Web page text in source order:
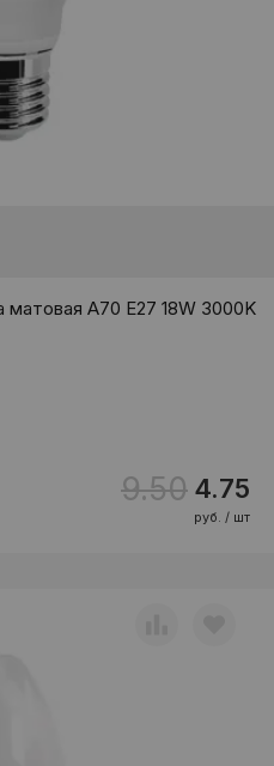
A70 E27 18W 3000K
9.50 4.75
руб. / шт